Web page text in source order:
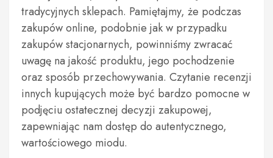
tradycyjnych sklepach. Pamiętajmy, że podczas
zakupów online, podobnie jak w przypadku
zakupów stacjonarnych, powinniśmy zwracać
uwagę na jakość produktu, jego pochodzenie
oraz sposób przechowywania. Czytanie recenzji
innych kupujących może być bardzo pomocne w
podjęciu ostatecznej decyzji zakupowej,
zapewniając nam dostęp do autentycznego,
wartościowego miodu.